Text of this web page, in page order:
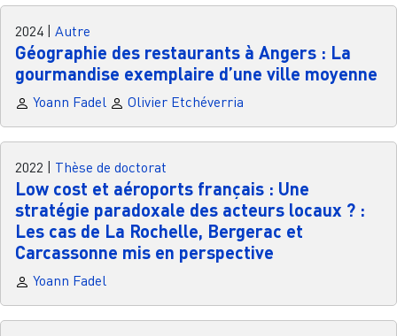
2024 Autre
Géographie des restaurants à Angers : La
gourmandise exemplaire d’une ville moyenne
Yoann Fadel Olivier Etchéverria
2022 Thèse de doctorat
Low cost et aéroports français : Une
stratégie paradoxale des acteurs locaux ? :
Les cas de La Rochelle, Bergerac et
Carcassonne mis en perspective
Yoann Fadel